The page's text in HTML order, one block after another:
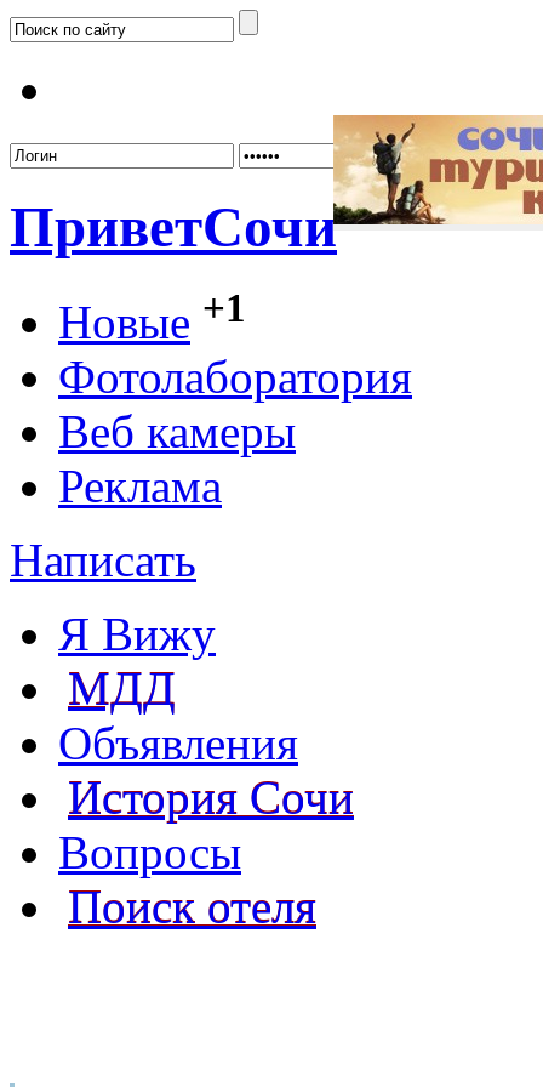
ПриветСочи
Новые +1
Фотолаборатория
Веб камеры
Реклама
Написать
Я Вижу
МДД
Объявления
История Сочи
Вопросы
Поиск отеля